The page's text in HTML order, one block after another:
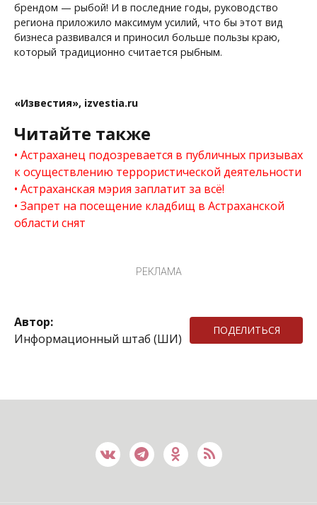
брендом — рыбой! И в последние годы, руководство
региона приложило максимум усилий, что бы этот вид
бизнеса развивался и приносил больше пользы краю,
который традиционно считается рыбным.
«Известия», izvestia.ru
Читайте также
Астраханец подозревается в публичных призывах
к осуществлению террористической деятельности
Астраханская мэрия заплатит за всё!
Запрет на посещение кладбищ в Астраханской
области снят
РЕКЛАМА
Автор:
Информационный штаб (ШИ)
ПОДЕЛИТЬСЯ